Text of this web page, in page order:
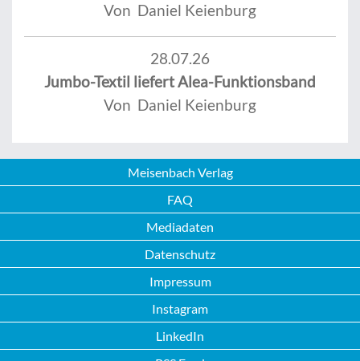
Von Daniel Keienburg
28.07.26
Jumbo-Textil liefert Alea-Funktionsband
Von Daniel Keienburg
Meisenbach Verlag
FAQ
Mediadaten
Datenschutz
Impressum
Instagram
LinkedIn